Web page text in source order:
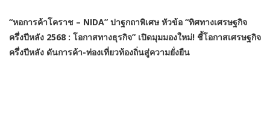
“หอการค้าโคราช – NIDA” ปาฐกถาพิเศษ หัวข้อ “ทิศทางเศรษฐกิจ
ครึ่งปีหลัง 2568 : โอกาสทางธุรกิจ” เปิดมุมมองใหม่! ชี้โอกาสเศรษฐกิจ
ครึ่งปีหลัง ดันการค้า-ท่องเที่ยวท้องถิ่นสู่ความยั่งยืน